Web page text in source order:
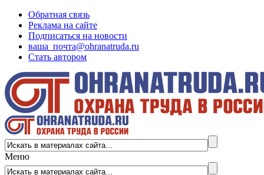
Обратная связь
Реклама на сайте
Подписаться на новости
ваша_почта@ohranatruda.ru
Стать автором
Меню